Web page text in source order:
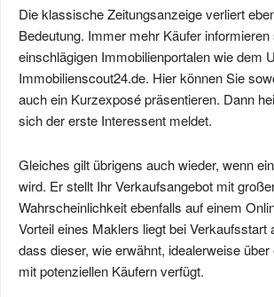
Die klassische Zeitungsanzeige verliert
Bedeutung. Immer mehr Käufer
einschlägigen Immobilienportalen wie dem
Immobilienscout24.de. Hier können Sie
auch ein Kurzexposé präsentieren. Dann
sich der erste Interessent meldet.
Gleiches gilt übrigens auch wieder, wenn
wird. Er stellt Ihr Verkaufsangebot mit
Wahrscheinlichkeit ebenfalls auf einem
Vorteil eines Maklers liegt bei Verkaufsstart
dass dieser, wie erwähnt, idealerweise über
mit potenziellen Käufern verfügt.